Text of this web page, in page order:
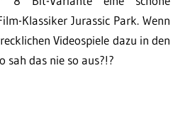
Klassiker Jurassic Park. Wenn
Videospiele dazu in den
sah das nie so aus?!?